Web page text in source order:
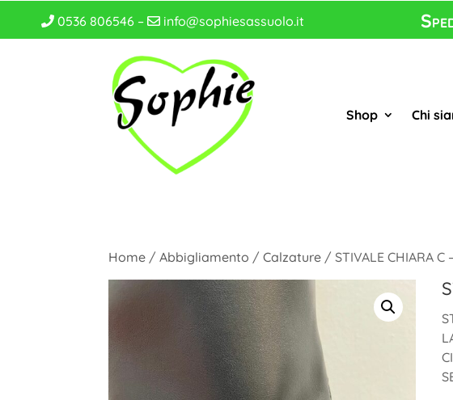
0536 806546 – info@sophiesassuolo.it
Shop Chi
Home /Abbigliamento /Calzature / STIVALE CHIARA C